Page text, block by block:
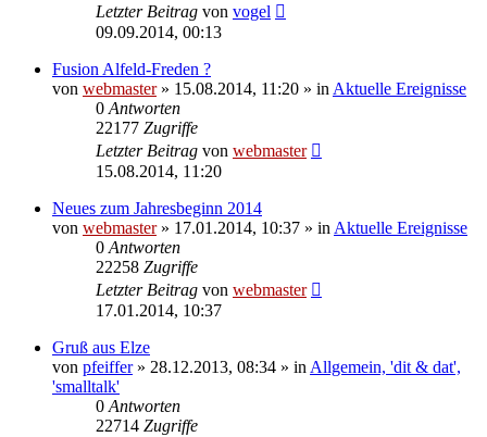
Letzter Beitrag von vogel
09.09.2014, 00:13
Fusion Alfeld-Freden ?
von webmaster» 15.08.2014, 11:20 » in Aktuelle Ereignisse
0 Antworten
22177 Zugriffe
Letzter Beitrag von webmaster
15.08.2014, 11:20
Neues zum Jahresbeginn 2014
von webmaster» 17.01.2014, 10:37 » in Aktuelle Ereignisse
0 Antworten
22258 Zugriffe
Letzter Beitrag von webmaster
17.01.2014, 10:37
Gruß aus Elze
von pfeiffer» 28.12.2013, 08:34 » in Allgemein, 'dit & dat',
'smalltalk'
0 Antworten
22714 Zugriffe